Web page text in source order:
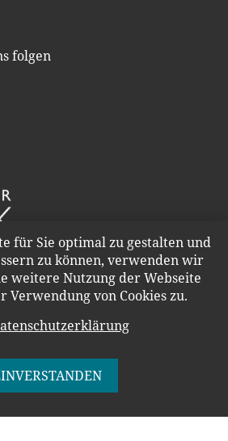
folgen
für Sie optimal zu gestalten und
zu können, verwenden wir
weitere Nutzung der Webseite
Verwendung von Cookies zu.